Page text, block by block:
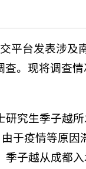
平台发表涉及
。现将调查
研究生季子越
于疫情等原因
季子越从成都